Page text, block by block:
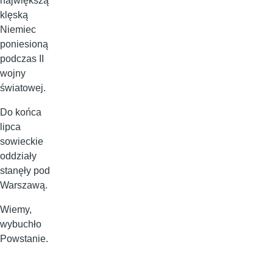
klęską
Niemiec
poniesioną
podczas II
wojny
światowej.
Do końca
lipca
sowieckie
oddziały
stanęły pod
Warszawą.
Wiemy,
wybuchło
Powstanie.